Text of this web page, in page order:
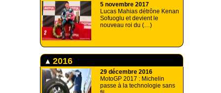
5 novembre 2017
Lucas Mahias détrône Kenan
Sofuoglu et devient le
nouveau roi du (…)
2016
29 décembre 2016
MotoGP 2017 : Michelin
passe à la technologie sans